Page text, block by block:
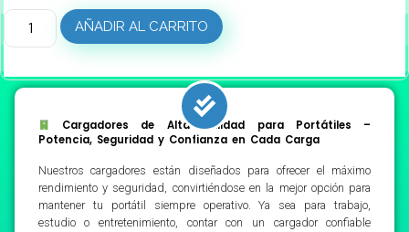
AÑADIR AL CARRITO
Cargadores de Alta Calidad para Portátiles –
Potencia, Seguridad y Confianza en Cada Carga
Nuestros cargadores están diseñados para ofrecer el máximo
rendimiento y seguridad, convirtiéndose en la mejor opción para
mantener tu portátil siempre operativo. Ya sea para trabajo,
estudio o entretenimiento, contar con un cargador confiable